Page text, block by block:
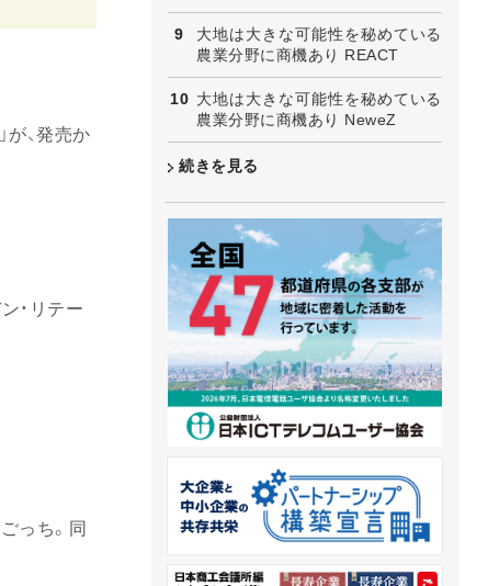
、発売か
・リテー
っち。同
大地は大きな可能性を秘めている
農業分野に商機あり REACT
大地は大きな可能性を秘めている
農業分野に商機あり NeweZ
続きを見る